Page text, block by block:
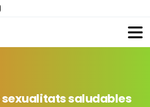
sexualitatssaludables